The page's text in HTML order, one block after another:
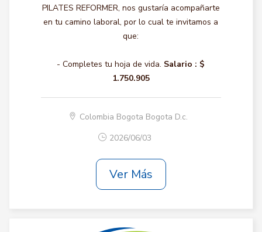
PILATES REFORMER, nos gustaría acompañarte
en tu camino laboral, por lo cual te invitamos a
que:
- Completes tu hoja de vida. Salario : $
1.750.905
Colombia Bogota Bogota D.c.
2026/06/03
Ver Más